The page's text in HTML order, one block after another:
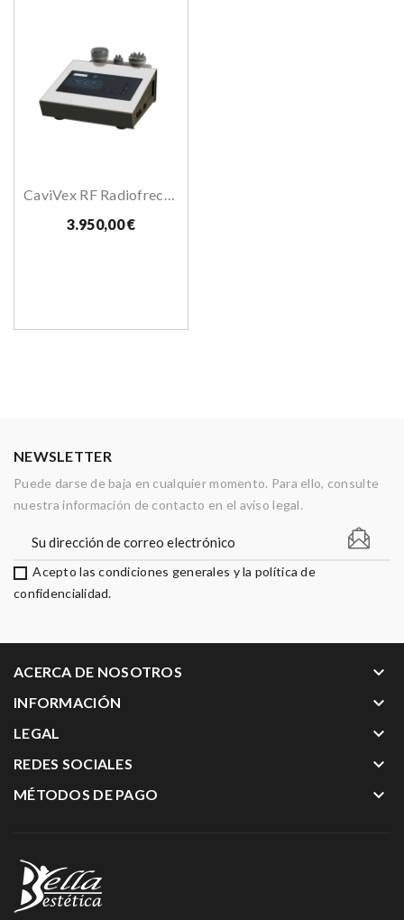
3.950,00 €
NEWSLETTER
Puede darse de baja en cualquier momento. Para ello, consulte
nuestra información de contacto en el aviso legal.
Acepto las condiciones generales y la política de
confidencialidad.
ACERCA DE NOSOTROS keyboard_arrow_down
INFORMACIÓN keyboard_arrow_down
LEGAL keyboard_arrow_down
REDES SOCIALES keyboard_arrow_down
MÉTODOS DE PAGO keyboard_arrow_down